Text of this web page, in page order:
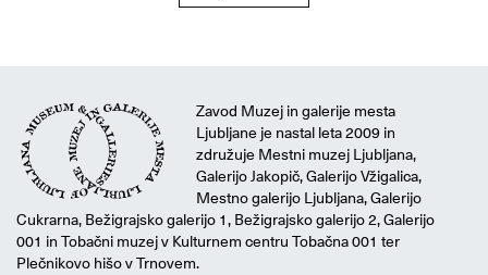
Zavod Muzej in galerije mesta
Ljubljane je nastal leta 2009 in
združuje Mestni muzej Ljubljana,
Galerijo Jakopič, Galerijo Vžigalica,
Mestno galerijo Ljubljana, Galerijo
Cukrarna, Bežigrajsko galerijo 1, Bežigrajsko galerijo 2, Galerijo
001 in Tobačni muzej v Kulturnem centru Tobačna 001 ter
Plečnikovo hišo v Trnovem.